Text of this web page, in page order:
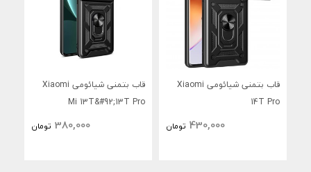
قاب بتمنی شیائومی Xiaomi
14T Pro
430,000 تومان
قاب بتمنی شیائومی Xiaomi
Mi 13T&#92;13T Pro
380,000 تومان